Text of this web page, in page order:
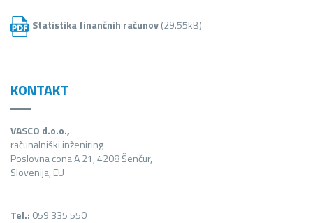
Statistika finančnih računov(29.55kB)
KONTAKT
VASCO d.o.o.,
računalniški inženiring
Poslovna cona A 21, 4208 Šenčur,
Slovenija, EU
Tel.: 059 335 550